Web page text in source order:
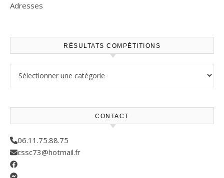
Adresses
RÉSULTATS COMPÉTITIONS
CONTACT
06.11.75.88.75
cssc73@hotmail.fr